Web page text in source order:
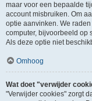
maar voor een bepaalde
account misbruiken. Om
optie aanvinken. We
computer, bijvoorbeeld op
Als deze optie niet
Omhoog
Wat doet "verwijder
"Verwijder cookies" zorgt